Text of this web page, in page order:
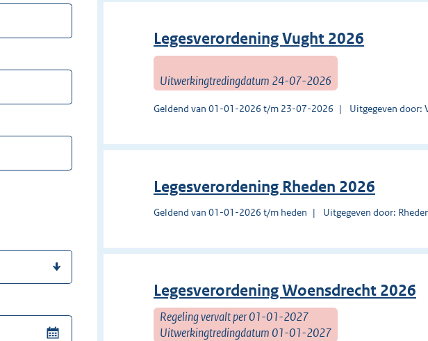
Legesverordening Vught 2026
Uitwerkingtredingdatum 24-07-2026
Geldend van 01-01-2026 t/m 23-07-2026 Uitgegeven door:
Legesverordening Rheden 2026
Geldend van 01-01-2026 t/m heden Uitgegeven door:
Legesverordening Woensdrecht 2026
Regeling vervalt per 01-01-2027
Uitwerkingtredingdatum 01-01-2027